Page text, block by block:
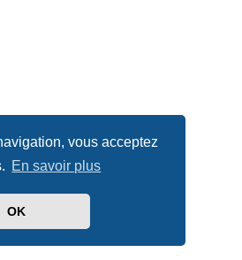
vous acceptez
En savoir plus
OK